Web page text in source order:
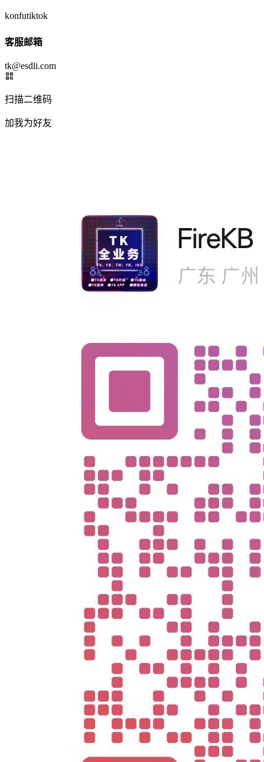
konfutiktok
客服邮箱
tk@esdli.com
扫描二维码
加我为好友